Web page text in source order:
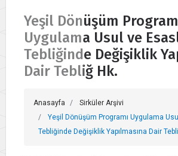
Yeşil Dönüşüm
Uygulama Usul ve
Tebliğinde Değişiklik
Dair Tebliğ Hk.
Anasayfa
Sirküler Arşivi
Yeşil Dönüşüm Programı Uygulama
Tebliğinde Değişiklik Yapılmasına Dair